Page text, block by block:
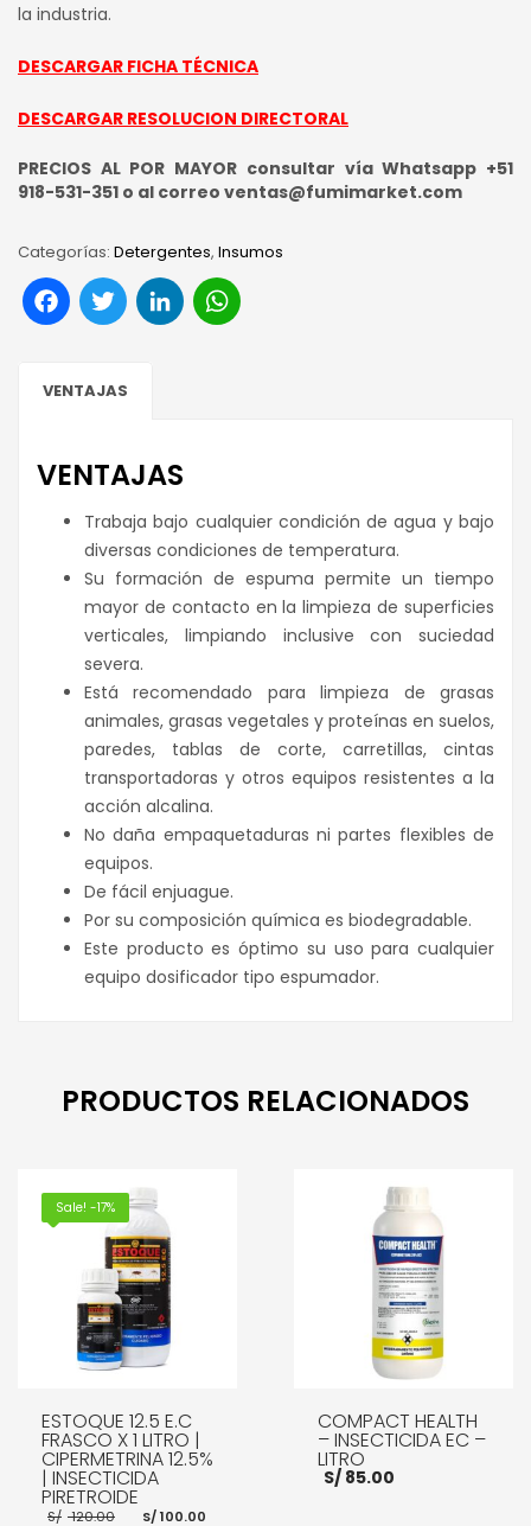
la industria.
DESCARGAR FICHA TÉCNICA
DESCARGAR RESOLUCION DIRECTORAL
PRECIOS AL POR MAYOR consultar vía Whatsapp +51
918-531-351 o al correo ventas@fumimarket.com
Categorías: Detergentes, Insumos
Facebook
TwitterLinkedIn
VENTAJAS
VENTAJAS
Trabaja bajo cualquier condición de agua y bajo
diversas condiciones de temperatura.
Su formación de espuma permite un tiempo
mayor de contacto en la limpieza de superficies
verticales, limpiando inclusive con suciedad
severa.
Está recomendado para limpieza de grasas
animales, grasas vegetales y proteínas en suelos,
paredes, tablas de corte, carretillas, cintas
transportadoras y otros equipos resistentes a la
acción alcalina.
No daña empaquetaduras ni partes flexibles de
equipos.
De fácil enjuague.
Por su composición química es biodegradable.
Este producto es óptimo su uso para cualquier
equipo dosificador tipo espumador.
PRODUCTOS RELACIONADOS
Sale! -17%
ESTOQUE 12.5 E.C
FRASCO X 1 LITRO |
CIPERMETRINA 12.5%
| INSECTICIDA
PIRETROIDE
S/ 120.00 El
S/100.00
COMPACT HEALTH
– INSECTICIDA EC –
LITRO
S/85.00